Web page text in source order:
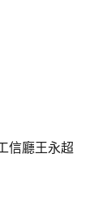
信廳王永超